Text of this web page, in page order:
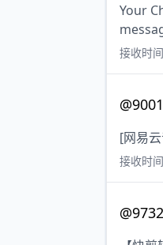
Your
接收时
[网易
接收时